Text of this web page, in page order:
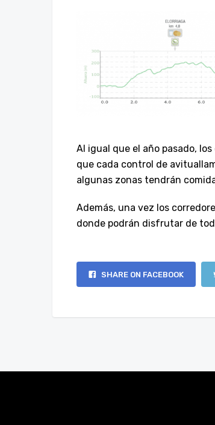
Al igual que el año pasado,
que cada control de
algunas zonas tendrán
Además, una vez los
donde podrán disfrutar de
SHARE ON FACEBOOK